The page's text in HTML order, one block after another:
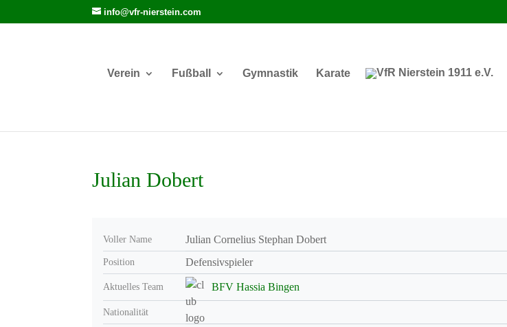
info@vfr-nierstein.com
Verein Fußball Gymnastik Karate
Julian Dobert
Voller Name Julian Cornelius Stephan Dobert
Position Defensivspieler
Aktuelles Team BFV Hassia Bingen
Nationalität